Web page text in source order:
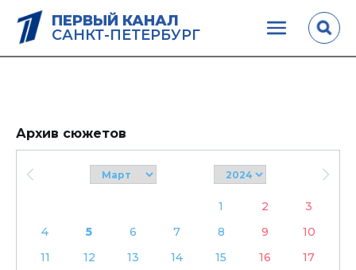
ПЕРВЫЙ КАНАЛ
САНКТ-ПЕТЕРБУРГ
Архив сюжетов
1 2
3
4
5 6 7 8 9
10
11
12 13 14 15 16
17